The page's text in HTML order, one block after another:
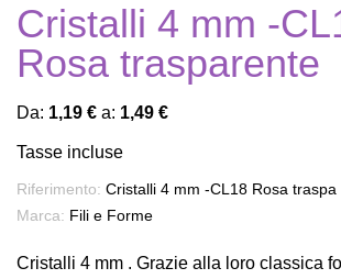
Cristalli 4 mm -
Rosa trasparente
Da: 1,19 € a: 1,49 €
Tasse incluse
Riferimento: Cristalli 4 mm -CL18 Rosa traspa
Marca: Fili e Forme
Cristalli 4 mm . Grazie alla loro classica